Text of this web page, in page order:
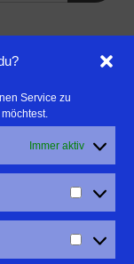
Service zu
Immer aktiv
mehr in den
durch Frau